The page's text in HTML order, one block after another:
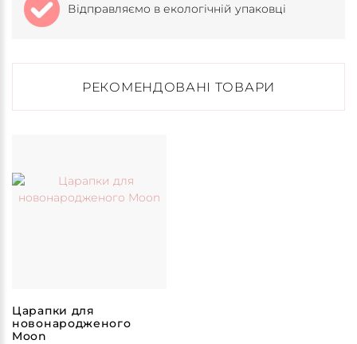
Відправляємо в екологічній упаковці
РЕКОМЕНДОВАНІ ТОВАРИ
Царапки для
новонародженого
Moon